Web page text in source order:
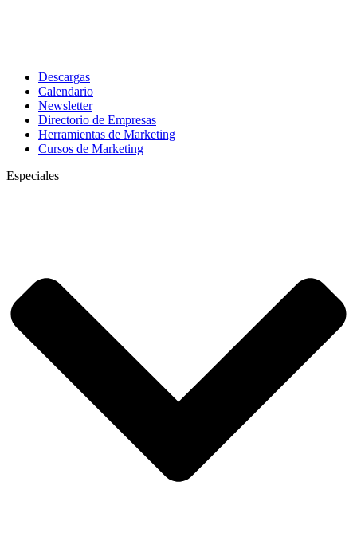
Descargas
Calendario
Newsletter
Directorio de Empresas
Herramientas de Marketing
Cursos de Marketing
Especiales